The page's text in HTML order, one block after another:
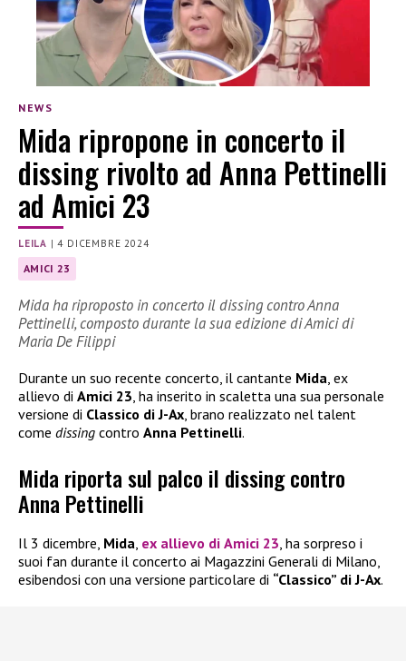
NEWS
Mida ripropone in concerto il
dissing rivolto ad Anna Pettinelli
ad Amici 23
LEILA |4 DICEMBRE 2024
AMICI 23
Mida ha riproposto in concerto il dissing contro Anna
Pettinelli, composto durante la sua edizione di Amici di
Maria De Filippi
Durante un suo recente concerto, il cantante Mida , ex
allievo di Amici 23 , ha inserito in scaletta una sua personale
versione di Classico di J-Ax , brano realizzato nel talent
come dissing contro Anna Pettinelli.
Mida riporta sul palco il dissing contro
Anna Pettinelli
Il 3 dicembre, Mida, ex allievo di Amici 23, ha sorpreso i
suoi fan durante il concerto ai Magazzini Generali di Milano,
esibendosi con una versione particolare di “Classico” di J-Ax.